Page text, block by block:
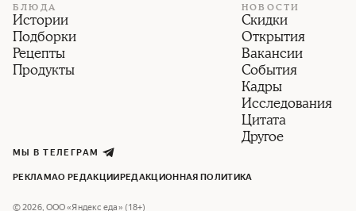
БЛЮДА
Истории
Подборки
Рецепты
Продукты
НОВОСТИ
Скидки
Открытия
Вакансии
События
Кадры
Исследования
Цитата
Другое
МЫ В ТЕЛЕГРАМ
РЕКЛАМАО РЕДАКЦИИ РЕДАКЦИОННАЯ ПОЛИТИКА
©2026, ООО «Яндекс еда» (18+)